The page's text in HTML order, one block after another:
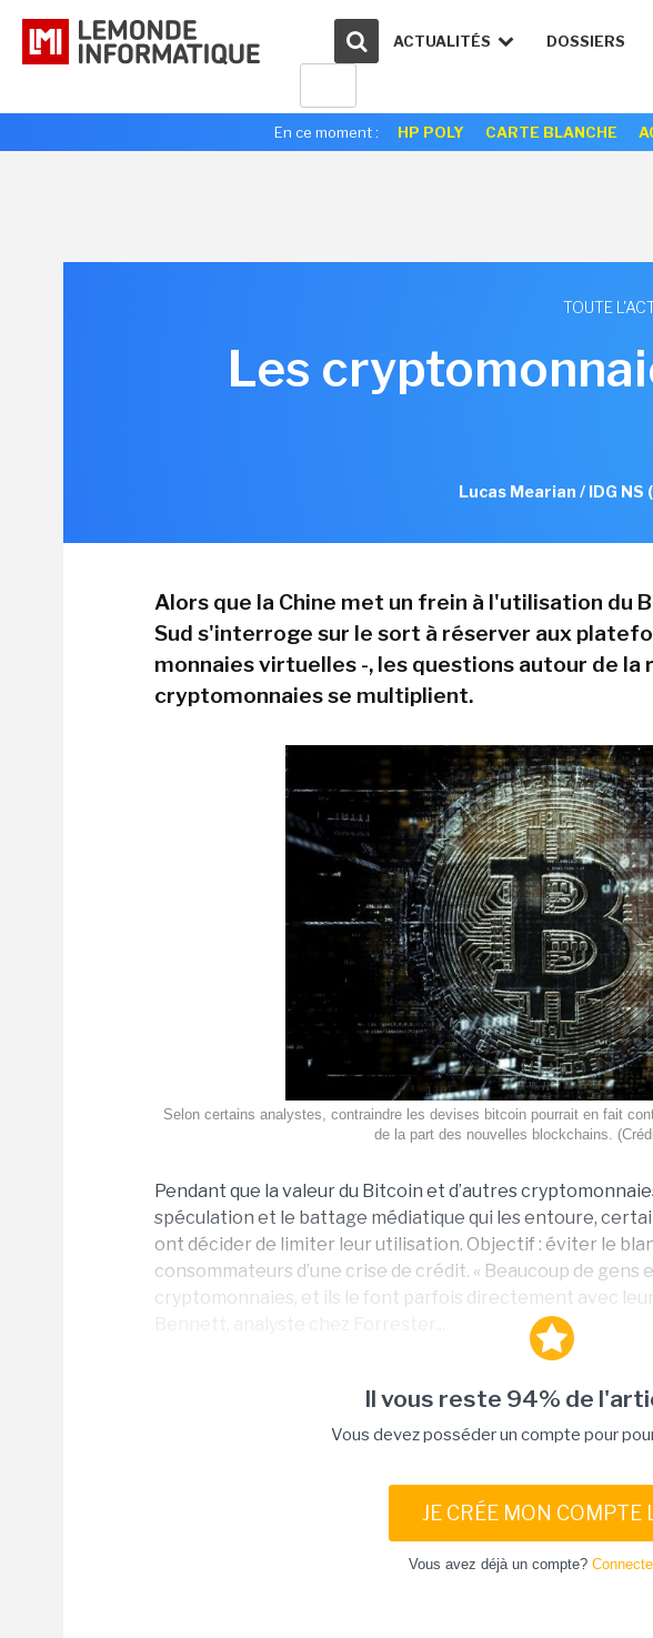
ACTUALITÉS DOSSIERS
En ce moment : HP POLY CARTE BLANCHE
TOUTE
Les
Lucas Mearian / IDG
Alors que la Chine met un frein à l'utilisation du
Sud s'interroge sur le sort à réserver aux
monnaies virtuelles -, les questions autour de la
cryptomonnaies se multiplient.
Selon certains analystes, contraindre les devises bitcoin pourrait en fait
de la part des nouvelles blockchains.
Pendant que la valeur du Bitcoin et d’autres
spéculation et le battage médiatique qui les entoure,
ont décider de limiter leur utilisation. Objectif : éviter le
consommateurs d’une crise de crédit. « Beaucoup de
cryptomonnaies, et ils le font parfois directement avec
Il vous reste 94% de
Vous devez posséder un compte pour
JE CRÉE MON COMPTE
Vous avez déjà un compte?